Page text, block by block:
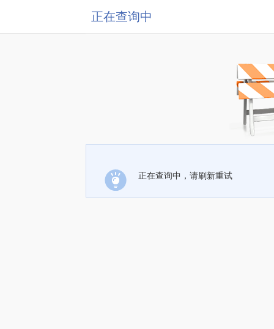
正在查询中
正在查询中，请刷新重试